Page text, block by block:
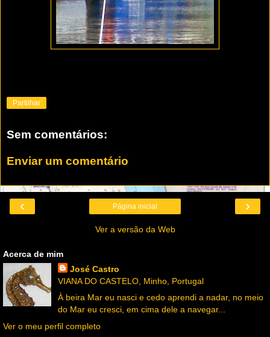
Partilhar
Sem comentários:
Enviar um comentário
‹ ›
Página inicial
Ver a versão da Web
Acerca de mim
José Castro
VIANA DO CASTELO, Minho, Portugal
À beira Mar eu nasci e cedo aprendi a nadar, no meio
do Mar eu cresci, em cima dele a navegar...
Ver o meu perfil completo